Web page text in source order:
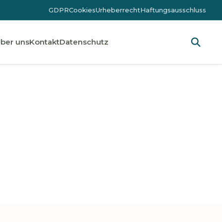
GDPRCookiesUrheberrechtHaftungsausschluss
unsKontaktDatenschutz